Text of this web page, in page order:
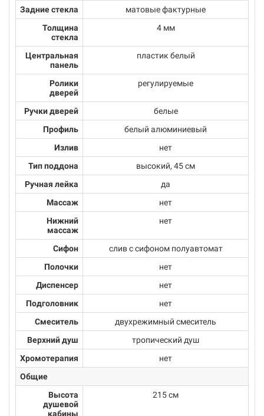
Задние стекла
матовые фактурные
Толщина
стекла
4 мм
Центральная
панель
пластик белый
Ролики
дверей
регулируемые
Ручки дверей
белые
Профиль
белый алюминиевый
Излив
нет
Тип поддона
высокий, 45 см
Ручная лейка
да
Массаж
нет
Нижний
массаж
нет
Сифон
слив с сифоном полуавтомат
Полочки
нет
Диспенсер
нет
Подголовник
нет
Смеситель
двухрежимный смеситель
Верхний душ
тропический душ
Хромотерапия
нет
Общие
Высота
душевой
кабины
215 см